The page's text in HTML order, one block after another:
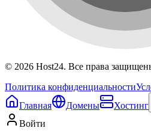
© 2026 Host24. Все права
Политика конфиденциальности
Главная
Домены Хостинг
Войти